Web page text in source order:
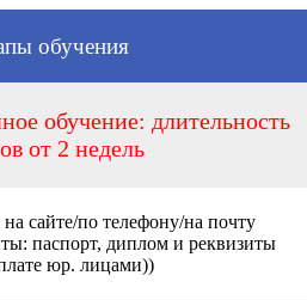
обучения
обучение: длительность
от 2 недель
сайте/по телефону/на почту
паспорт, диплом и реквизиты
юр. лицами))